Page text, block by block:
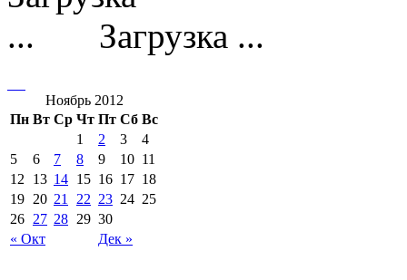
Загрузка ...
Ноябрь 2012
Пн Вт Ср Чт Пт Сб Вс
« Окт Дек »
1 2 3
4
5
6 7 8 9 10 11
12
13 14 15 16 17 18
19 20 21 22 23 24 25
26 27 28 29 30